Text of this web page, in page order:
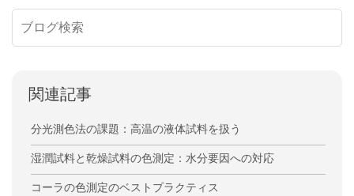
関連記事
分光測色法の課題：高温の液体試料を扱う
湿潤試料と乾燥試料の色測定：水分要因への対応
コーラの色測定のベストプラクティス